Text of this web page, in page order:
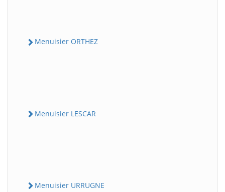
Menuisier ORTHEZ
Menuisier LESCAR
Menuisier URRUGNE